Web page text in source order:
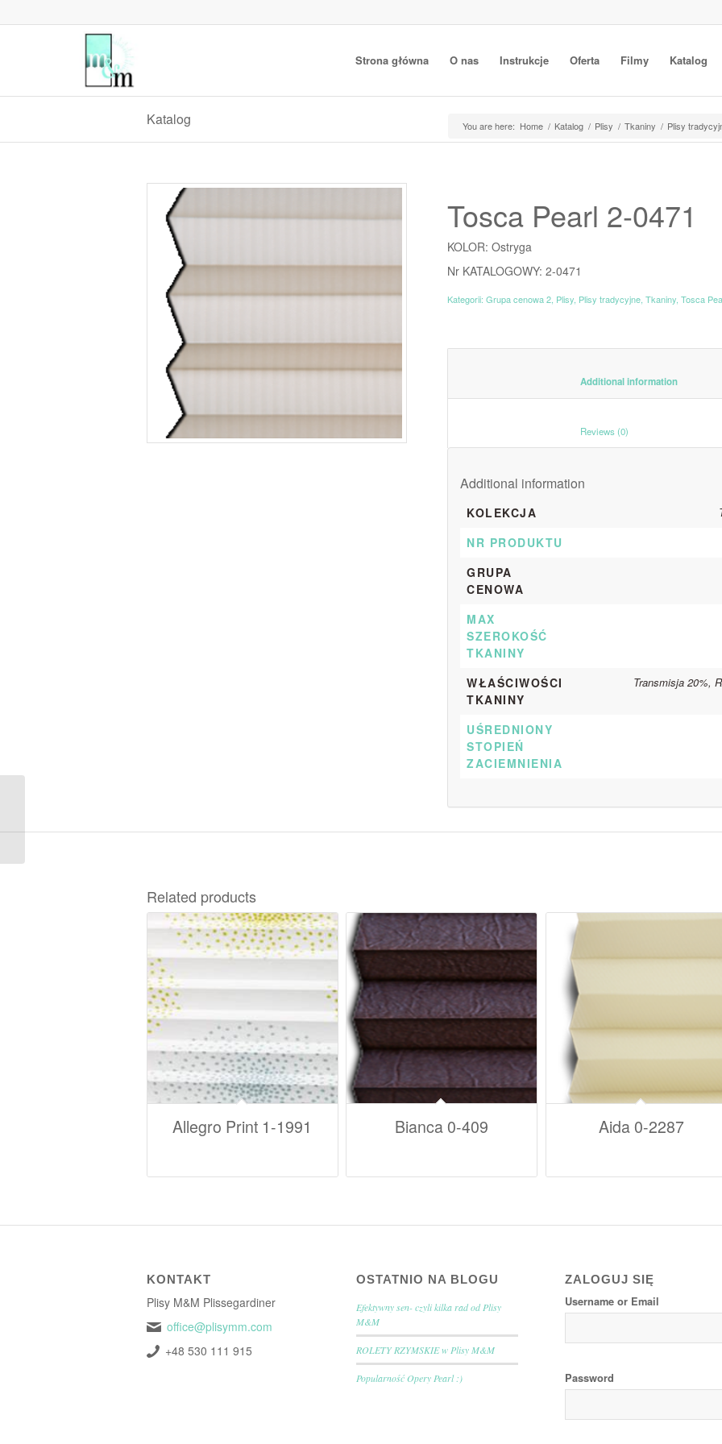
Strona główna O nas Instrukcje Oferta Filmy Katalog
Katalog You are here: Home / Katalog / Plisy / Tkaniny / Plisy
Tosca Pearl 2-0471
KOLOR: Ostryga
Nr KATALOGOWY: 2-0471
Kategorii:Grupa cenowa 2 Plisy Plisy tradycyjne ,Tkaniny ,Tosca
Additional information
KOLEKCJA
NR PRODUKTU
GRUPA
CENOWA
MAX
SZEROKOŚĆ
TKANINY
WŁAŚCIWOŚCI
TKANINY
Transmisja 20%,
UŚREDNIONY
STOPIEŃ
ZACIEMNIENIA
Related products
Allegro Print 1-1991 Bianca 0-409 Aida 0-2287
KONTAKT
Plisy M&M Plissegardiner
office@plisymm.com
+48 530 111 915
OSTATNIO NA BLOGU
Efektywny sen- czyli kilka rad od Plisy
M&M
ROLETY RZYMSKIE w Plisy M&M
Popularność Opery Pearl :)
ZALOGUJ SIĘ
Username or Email
Password